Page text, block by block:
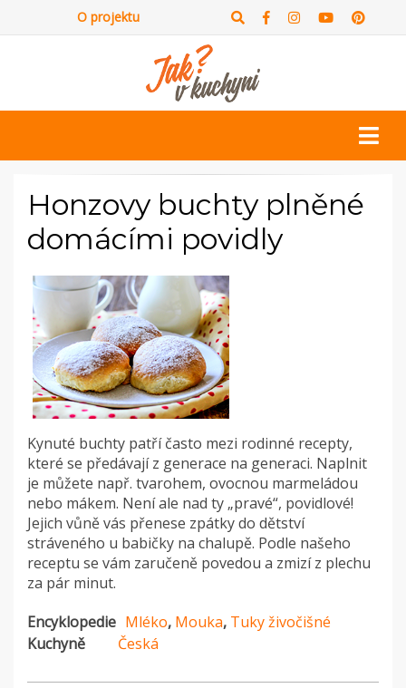
O projektu
Honzovy buchty plněné
domácími povidly
Kynuté buchty patří často mezi rodinné recepty,
které se předávají z generace na generaci. Naplnit
je můžete např. tvarohem, ovocnou marmeládou
nebo mákem. Není ale nad ty „pravé“, povidlové!
Jejich vůně vás přenese zpátky do dětství
stráveného u babičky na chalupě. Podle našeho
receptu se vám zaručeně povedou a zmizí z plechu
za pár minut.
Encyklopedie Mléko, Mouka, Tuky živočišné
Kuchyně
Česká